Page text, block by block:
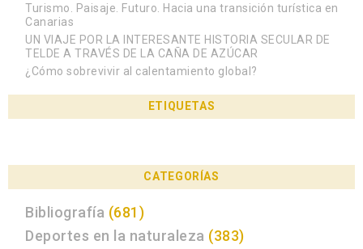
Turismo. Paisaje. Futuro. Hacia una transición turística en
Canarias
UN VIAJE POR LA INTERESANTE HISTORIA SECULAR DE
TELDE A TRAVÉS DE LA CAÑA DE AZÚCAR
¿Cómo sobrevivir al calentamiento global?
ETIQUETAS
CATEGORÍAS
Bibliografía (681)
Deportes en la naturaleza (383)